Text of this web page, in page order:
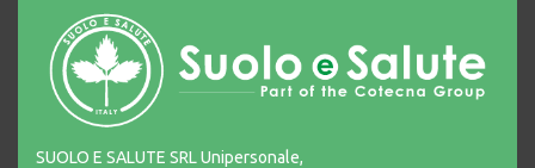
SUOLO E SALUTE SRL Unipersonale,